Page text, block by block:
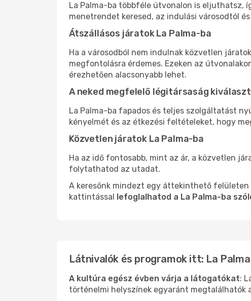
La Palma-ba többféle útvonalon is eljuthatsz,
menetrendet keresed, az indulási városodtól
Átszállásos járatok La Palma-ba
Ha a városodból nem indulnak közvetlen
megfontolásra érdemes. Ezeken az
érezhetően alacsonyabb lehet.
A neked megfelelő légitársaság
La Palma-ba fapados és teljes szolgáltatást
kényelmét és az étkezési feltételeket, hogy
Közvetlen járatok La Palma-ba
Ha az idő fontosabb, mint az ár, a közvetlen
folytathatod az utadat.
A keresőnk mindezt egy áttekinthető
kattintással lefoglalhatod a La Palma-ba
Látnivalók és programok itt: La Palma
A kultúra egész évben várja a látogatókat:
történelmi helyszínek egyaránt megtalálhatók